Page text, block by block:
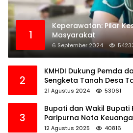
1
Keperawatan: Pilar
Masyarakat
6 September 2024
2
KMHDI Dukung Pemda
Sengketa Tanah Desa
21 Agustus 2024 53061
3
Bupati dan Wakil Bupati
Paripurna Nota
Perubahan TA 2025
12 Agustus 2025 40816